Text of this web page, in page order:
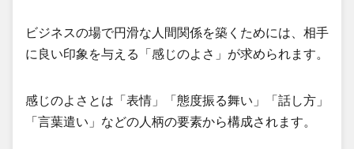
ビジネスの場で円滑な人間関係を築くためには、相手
に良い印象を与える「感じのよさ」が求められます。
感じのよさとは「表情」「態度振る舞い」「話し方」
「言葉遣い」などの人柄の要素から構成されます。